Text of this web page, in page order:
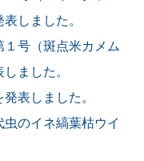
しました。
号（斑点米カメム
ました。
表しました。
のイネ縞葉枯ウイ